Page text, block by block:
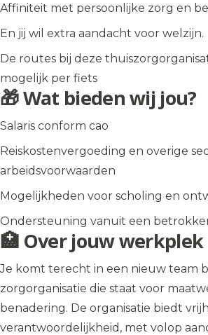
Affiniteit met persoonlijke zorg en
En jij wil extra aandacht voor welzijn.
De routes bij deze
mogelijk per fiets
🎁 Wat bieden wij jou?
Salaris conform cao
Reiskostenvergoeding en overige
arbeidsvoorwaarden
Mogelijkheden voor scholing en
Ondersteuning vanuit een
🏥 Over jouw werkplek
Je komt terecht in een nieuw team
zorgorganisatie die staat voor
benadering. De organisatie biedt
verantwoordelijkheid, met volop